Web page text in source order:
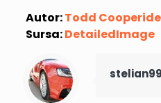
Autor:Todd
Sursa:DetailedImage
stelian99